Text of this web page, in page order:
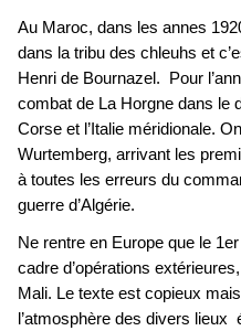
Au Maroc, dans les annes
dans la tribu des chleuhs et
Henri de Bournazel. Pour
combat de La Horgne dans le
Corse et l’Italie méridionale.
Wurtemberg, arrivant les
à toutes les erreurs du
guerre d’Algérie.
Ne rentre en Europe que le
cadre d’opérations
Mali. Le texte est copieux
l’atmosphère des divers lieux